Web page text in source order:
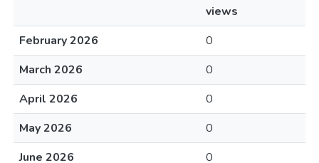
views
February 2026
0
March 2026
0
April 2026
0
May 2026
0
June 2026
0